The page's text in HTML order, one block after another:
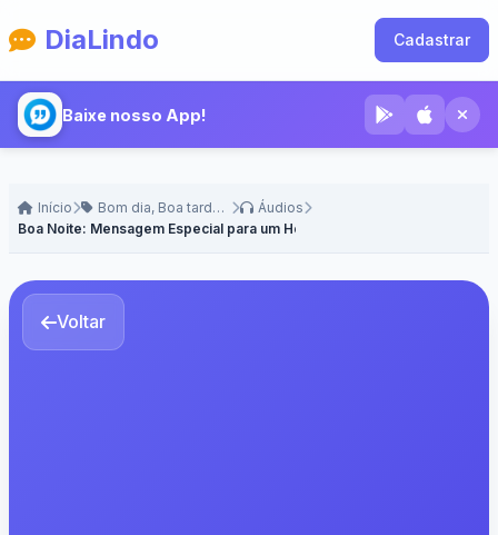
DiaLindo Cadastrar
Baixe nosso App!
Início Bom dia, Boa tarde e Boa Noite
Áudios
Boa Noite: Mensagem Especial para um Homem - Voz Masculina
Voltar